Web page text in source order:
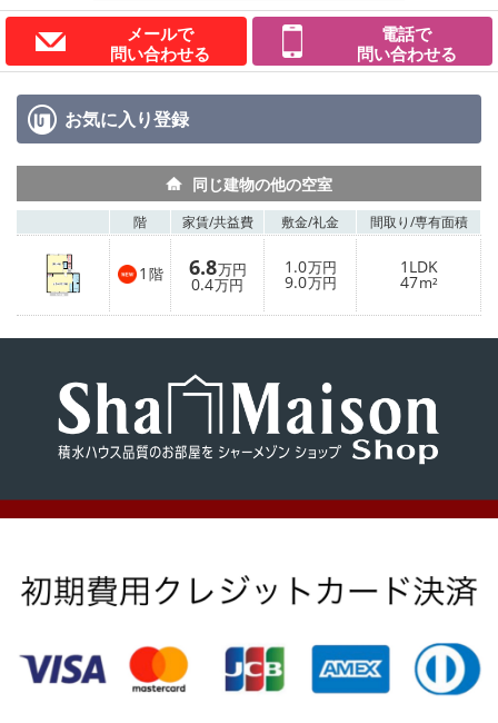
メールで
問い合わせる
電話で
問い合わせる
お気に入り登録
同じ建物の他の空室
階 家賃/共益費 敷金/礼金 間取り/専有面積
1 階 6.8万円
0.4万円
1.0万円
9.0万円
1LDK
47m²